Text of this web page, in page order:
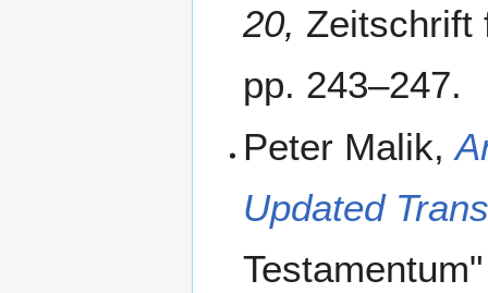
20, Zeitschrift
pp. 243–247.
Peter Malik,
Updated